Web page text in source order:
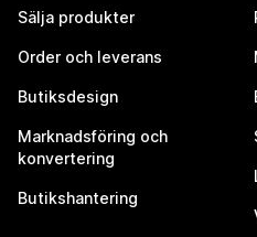
Sälja produkter
Order och leverans
Butiksdesign
Marknadsföring och
konvertering
Butikshantering